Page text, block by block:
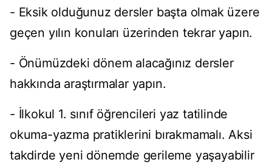
- Eksik olduğunuz dersler başta olmak üzere
geçen yılın konuları üzerinden tekrar yapın.
- Önümüzdeki dönem alacağınız dersler
hakkında araştırmalar yapın.
- İlkokul 1. sınıf öğrencileri yaz tatilinde
okuma-yazma pratiklerini bırakmamalı. Aksi
takdirde yeni dönemde gerileme yaşayabilir